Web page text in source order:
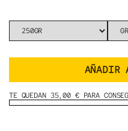
AÑADIR
TE QUEDAN 35,00 € PARA